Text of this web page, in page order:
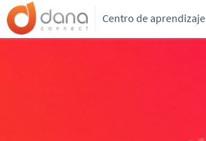
Centro de aprendizaje